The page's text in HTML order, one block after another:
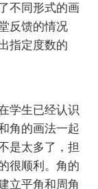
不同形式的画
反馈的情况
指定度数的
学生已经认识
角的画法一起
是太多了，担
很顺利。角的
立平角和周角